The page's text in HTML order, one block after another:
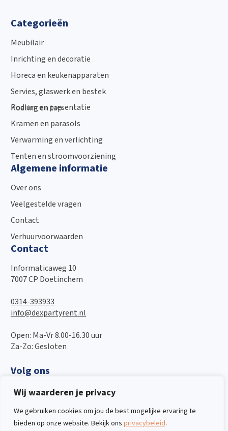
Wij waarderen je privacy
We gebruiken cookies om jou de best mogelijke ervaring te
bieden op onze website. Bekijk ons privacybeleid.
Categorieën
Meubilair
Inrichting en decoratie
Horeca en keukenapparaten
Servies, glaswerk en bestek
Koeling en tap
Podium en presentatie
Kramen en parasols
Verwarming en verlichting
Tenten en stroomvoorziening
Algemene informatie
Over ons
Veelgestelde vragen
Contact
Verhuurvoorwaarden
Contact
Informaticaweg 10
7007 CP Doetinchem
0314-393933
info@dexpartyrent.nl
Open: Ma-Vr 8.00-16.30 uur
Za-Zo: Gesloten
Volg ons